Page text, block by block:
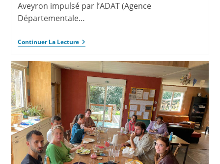
Aveyron impulsé par l’ADAT (Agence
Départementale…
Continuer La Lecture